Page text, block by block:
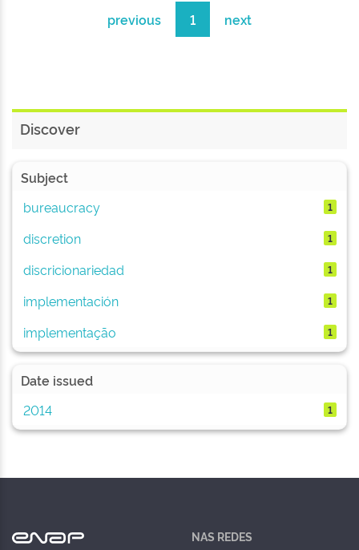
previous 1 next
Discover
Subject
bureaucracy
1
discretion 1
discricionariedad 1
implementación 1
implementação 1
Date issued
2014
1
NAS REDES